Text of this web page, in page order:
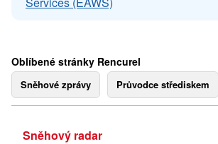
Oblíbené stránky Rencurel
Sněhové zprávy Průvodce střediskem
Sněhový radar